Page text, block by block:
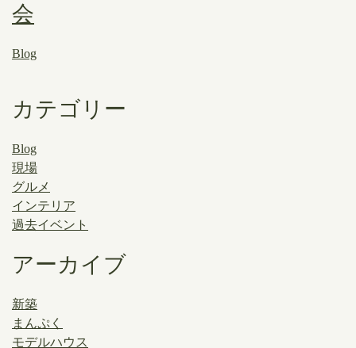
会
Blog
カテゴリー
Blog
現場
グルメ
インテリア
過去イベント
アーカイブ
新築
まんぷく
モデルハウス